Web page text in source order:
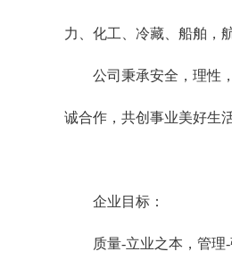
力、化工、冷藏、船舶，
公司秉承安全，理性，
诚合作，共创事业美好生
企业目标：
质量-立业之本，管理-